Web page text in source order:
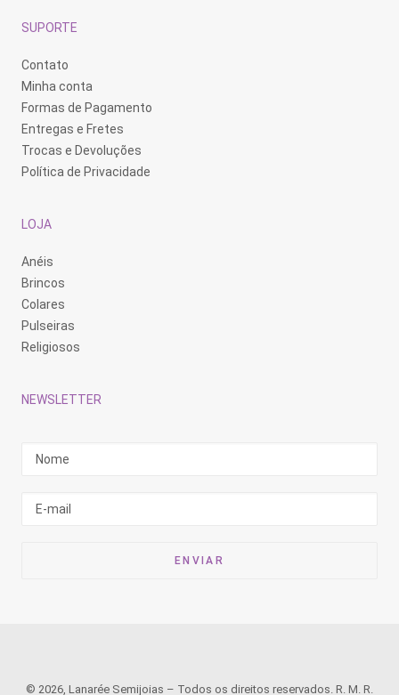
SUPORTE
Contato
Minha conta
Formas de Pagamento
Entregas e Fretes
Trocas e Devoluções
Política de Privacidade
LOJA
Anéis
Brincos
Colares
Pulseiras
Religiosos
NEWSLETTER
© 2026, Lanarée Semijoias – Todos os direitos reservados. R. M. R.